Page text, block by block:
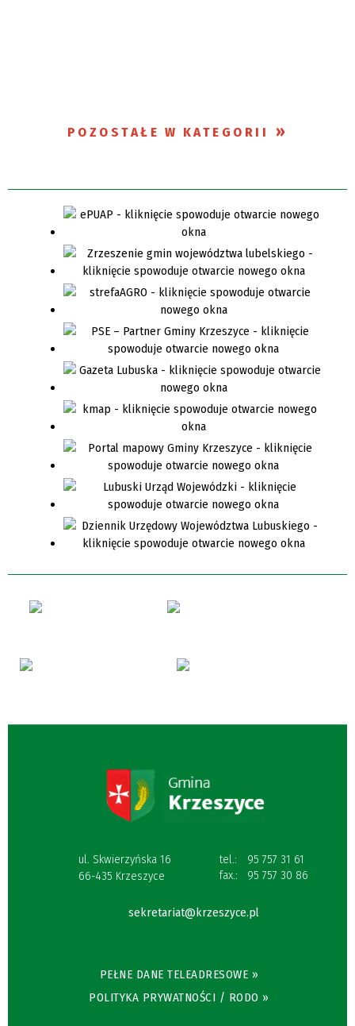
POZOSTAŁE W KATEGORII
ul. Skwierzyńska 16
66-435 Krzeszyce
tel.:
95 757 31 61
fax.:
95 757 30 86
sekretariat@krzeszyce.pl
PEŁNE DANE TELEADRESOWE »
POLITYKA PRYWATNOŚCI / RODO »